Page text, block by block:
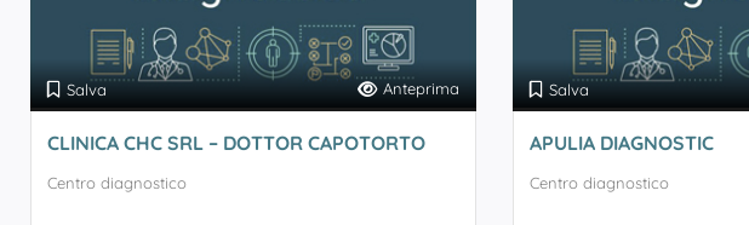
Salva Anteprima
CLINICA CHC SRL – DOTTOR CAPOTORTO
Centro diagnostico
Salva
APULIA DIAGNOSTIC
Centro diagnostico